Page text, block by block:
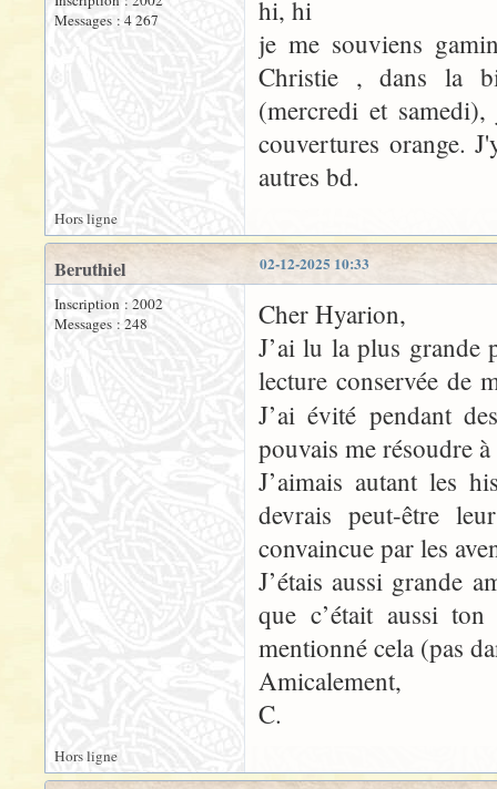
Messages : 4 267
hi, hi
je me souviens
Christie , dans la
(mercredi et
couvertures orange.
autres bd.
Hors ligne
02-12-2025 10:33
Beruthiel
Inscription : 2002
Messages : 248
Cher Hyarion,
J’ai lu la plus grande
lecture conservée de
J’ai évité pendant
pouvais me résoudre
J’aimais autant les
devrais peut-être
convaincue par les
J’étais aussi grande
que c’était aussi
mentionné cela (pas
Amicalement,
C.
Hors ligne